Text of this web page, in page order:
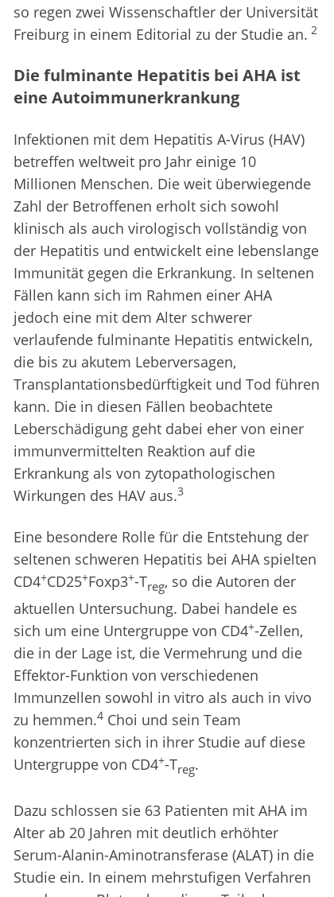
so regen zwei Wissenschaftler der Universität
Freiburg in einem Editorial zu der Studie an. 2
Die fulminante Hepatitis bei AHA ist
eine Autoimmunerkrankung
Infektionen mit dem Hepatitis A-Virus (HAV)
betreffen weltweit pro Jahr einige 10
Millionen Menschen. Die weit überwiegende
Zahl der Betroffenen erholt sich sowohl
klinisch als auch virologisch vollständig von
der Hepatitis und entwickelt eine lebenslange
Immunität gegen die Erkrankung. In seltenen
Fällen kann sich im Rahmen einer AHA
jedoch eine mit dem Alter schwerer
verlaufende fulminante Hepatitis entwickeln,
die bis zu akutem Leberversagen,
Transplantationsbedürftigkeit und Tod führen
kann. Die in diesen Fällen beobachtete
Leberschädigung geht dabei eher von einer
immunvermittelten Reaktion auf die
Erkrankung als von zytopathologischen
Wirkungen des HAV aus.3
Eine besondere Rolle für die Entstehung der
seltenen schweren Hepatitis bei AHA spielten
CD4+CD25+Foxp3+-Treg, so die Autoren der
aktuellen Untersuchung. Dabei handele es
sich um eine Untergruppe von CD4+-Zellen,
die in der Lage ist, die Vermehrung und die
Effektor-Funktion von verschiedenen
Immunzellen sowohl in vitro als auch in vivo
zu hemmen.4 Choi und sein Team
konzentrierten sich in ihrer Studie auf diese
Untergruppe von CD4+-Treg.
Dazu schlossen sie 63 Patienten mit AHA im
Alter ab 20 Jahren mit deutlich erhöhter
Serum-Alanin-Aminotransferase (ALAT) in die
Studie ein. In einem mehrstufigen Verfahren